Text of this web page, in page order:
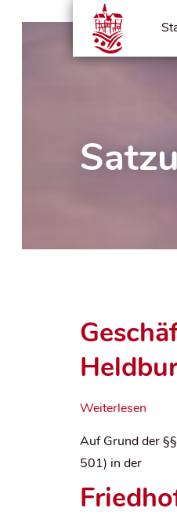
Weiterlesen
Auf Grund der
501) in der